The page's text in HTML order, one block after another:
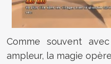
Comme souvent
ampleur, la magie